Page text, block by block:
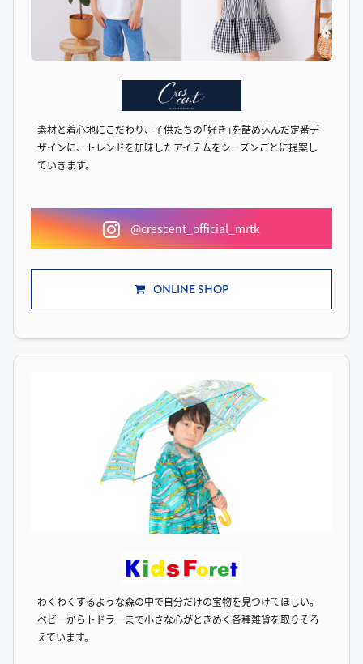
素材と着心地にこだわり、子供たちの｢好き｣を詰め込んだ定番デ
ザインに、トレンドを加味したアイテムをシーズンごとに提案し
ていきます。
@crescent_official_mrtk
ONLINE SHOP
わくわくするような森の中で自分だけの宝物を見つけてほしい。
ベビーからトドラーまで小さな心がときめく各種雑貨を取りそろ
えています。